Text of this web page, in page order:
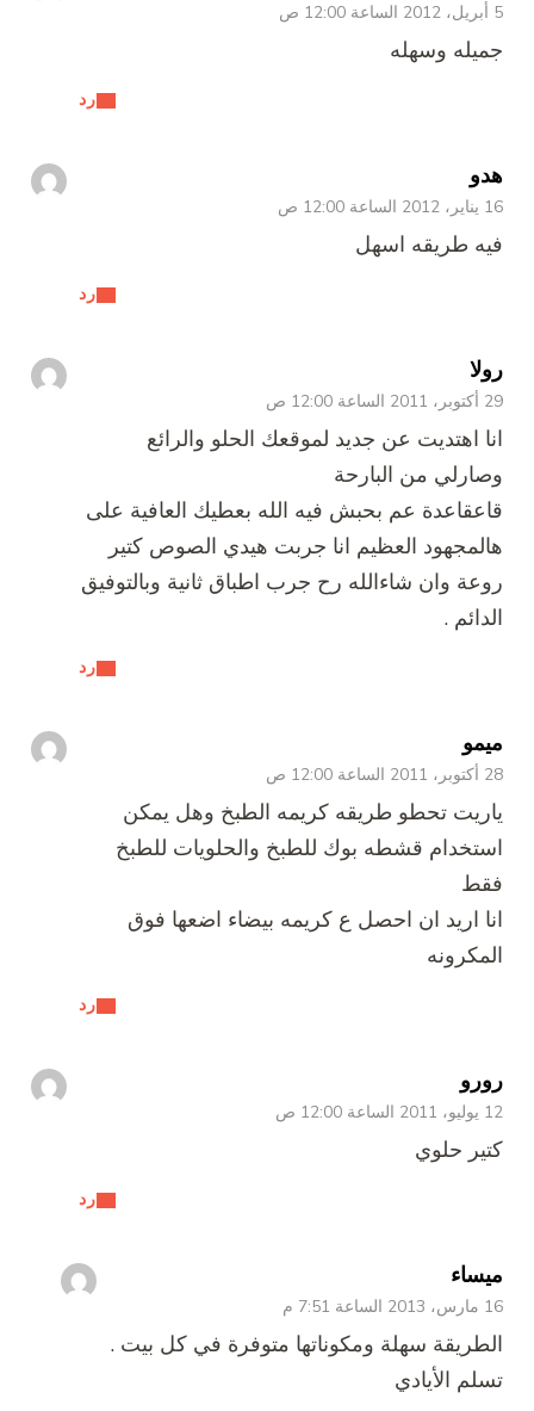
5 أبريل، 2012 الساعة 12:00 ص
رد
جميله وسهله
هدو
16 يناير، 2012 الساعة 12:00 ص
رد
فيه طريقه اسهل
رولا
29 أكتوبر، 2011 الساعة 12:00 ص
رد
انا اهتديت عن جديد لموقعك الحلو والرائع
وصارلي من البارحة
قاعقاعدة عم بحبش فيه الله بعطيك العافية على
هالمجهود العظيم انا جربت هيدي الصوص كتير
روعة وان شاءالله رح جرب اطباق ثانية وبالتوفيق
الدائم .
ميمو
28 أكتوبر، 2011 الساعة 12:00 ص
رد
ياريت تحطو طريقه كريمه الطبخ وهل يمكن
استخدام قشطه بوك للطبخ والحلويات للطبخ
فقط
انا اريد ان احصل ع كريمه بيضاء اضعها فوق
المكرونه
رورو
12 يوليو، 2011 الساعة 12:00 ص
رد
كتير حلوي
ميساء
16 مارس، 2013 الساعة 7:51 م
الطريقة سهلة ومكوناتها متوفرة في كل بيت .
تسلم الأيادي